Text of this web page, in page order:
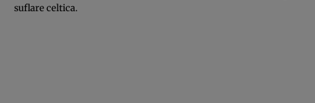
suflare celtica.